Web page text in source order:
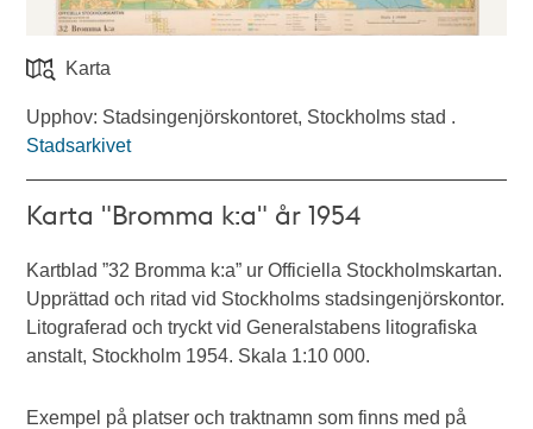
Karta
Upphov: Stadsingenjörskontoret, Stockholms stad .
Stadsarkivet
Karta "Bromma k:a" år 1954
Kartblad ”32 Bromma k:a” ur Officiella Stockholmskartan.
Upprättad och ritad vid Stockholms stadsingenjörskontor.
Litograferad och tryckt vid Generalstabens litografiska
anstalt, Stockholm 1954. Skala 1:10 000.
Exempel på platser och traktnamn som finns med på